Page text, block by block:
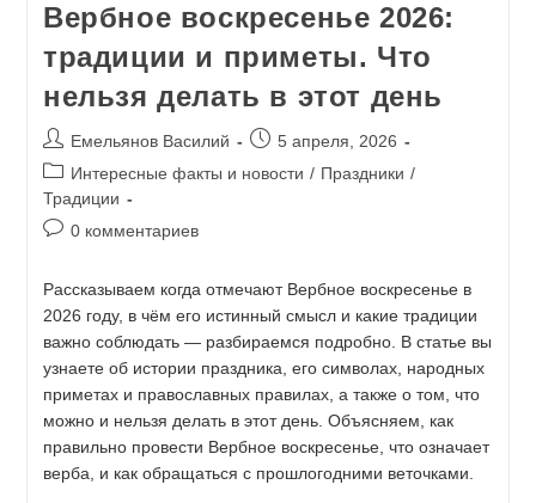
Вербное воскресенье 2026:
традиции и приметы. Что
нельзя делать в этот день
Емельянов Василий
5 апреля, 2026
Интересные факты и новости / Праздники /
Традиции
0 комментариев
Рассказываем когда отмечают Вербное воскресенье в
2026 году, в чём его истинный смысл и какие традиции
важно соблюдать — разбираемся подробно. В статье вы
узнаете об истории праздника, его символах, народных
приметах и православных правилах, а также о том, что
можно и нельзя делать в этот день. Объясняем, как
правильно провести Вербное воскресенье, что означает
верба, и как обращаться с прошлогодними веточками.